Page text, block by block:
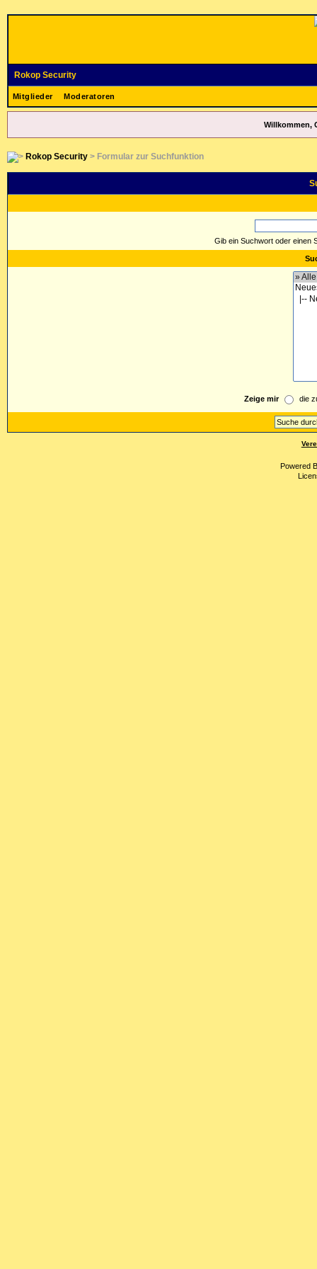
Rokop Security
Mitglieder Moderatoren
Willkommen,
Rokop Security> Formular zur Suchfunktion
Gib ein Suchwort oder einen
Zeige mir die
Powered